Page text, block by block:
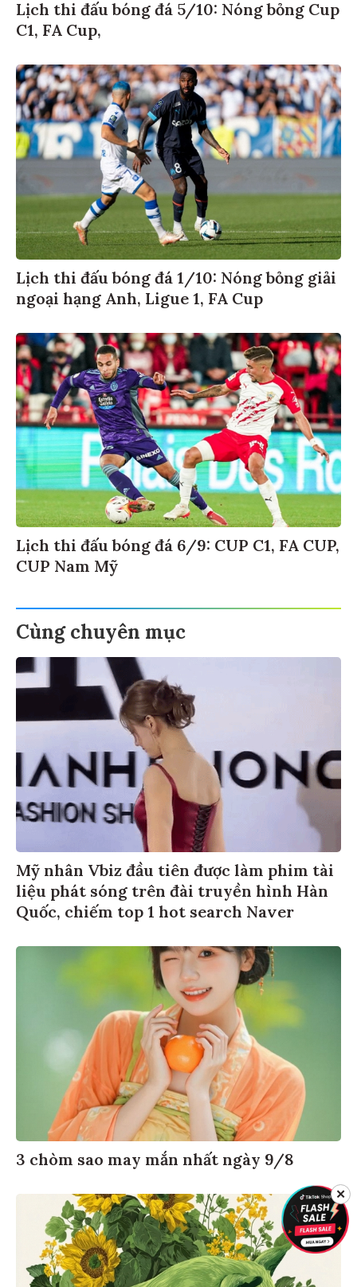
Lịch thi đấu bóng đá 5/10: Nóng bỏng Cup
C1, FA Cup,
Lịch thi đấu bóng đá 1/10: Nóng bỏng giải
ngoại hạng Anh, Ligue 1, FA Cup
Lịch thi đấu bóng đá 6/9: CUP C1, FA CUP,
CUP Nam Mỹ
Cùng chuyên mục
Mỹ nhân Vbiz đầu tiên được làm phim tài
liệu phát sóng trên đài truyền hình Hàn
Quốc, chiếm top 1 hot search Naver
3 chòm sao may mắn nhất ngày 9/8
✕